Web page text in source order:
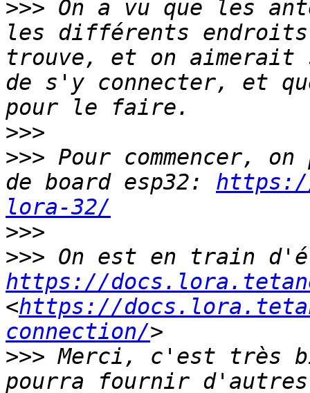
>>> On a vu que les
les différents endroits
trouve, et on
de s'y connecter, et
>>>
>>> Pour commencer,
de board esp32:
lora-32/
>>>
>>>
https://
<https://
connection/
>>> Merci, c'est très